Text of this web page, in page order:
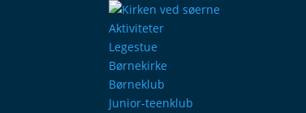
Aktiviteter
Legestue
Børnekirke
Børneklub
Junior-teenklub